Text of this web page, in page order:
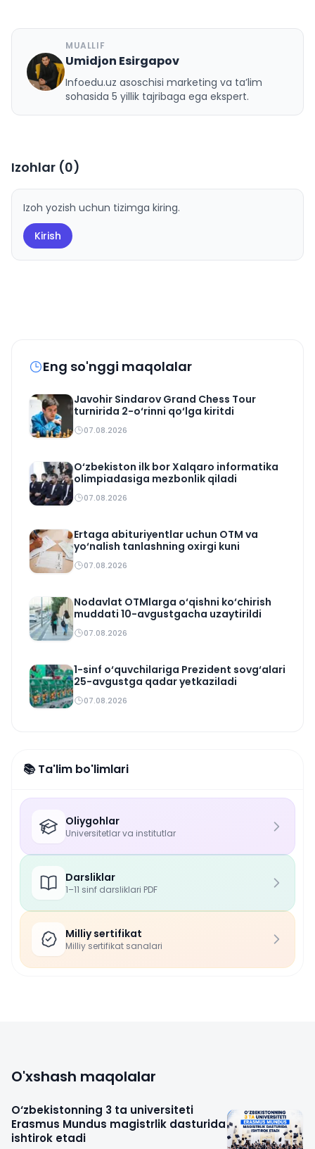
U
MUALLIF
Umidjon Esirgapov
Infoedu.uz asoschisi marketing va ta’lim
sohasida 5 yillik tajribaga ega ekspert.
Izohlar (0)
Izoh yozish uchun tizimga kiring.
Kirish
Eng so'nggi maqolalar
Javohir Sindarov Grand Chess Tour
turnirida 2-o‘rinni qo‘lga kiritdi
07.08.2026
O‘zbekiston ilk bor Xalqaro informatika
olimpiadasiga mezbonlik qiladi
07.08.2026
Ertaga abituriyentlar uchun OTM va
yo‘nalish tanlashning oxirgi kuni
07.08.2026
Nodavlat OTMlarga o‘qishni ko‘chirish
muddati 10-avgustgacha uzaytirildi
07.08.2026
1-sinf o‘quvchilariga Prezident sovg‘alari
25-avgustga qadar yetkaziladi
07.08.2026
📚 Ta'lim bo'limlari
Oliygohlar
Universitetlar va institutlar
Darsliklar
1–11 sinf darsliklari PDF
Milliy sertifikat
Milliy sertifikat sanalari
O'xshash maqolalar
O‘zbekistonning 3 ta universiteti
Erasmus Mundus magistrlik dasturida
ishtirok etadi